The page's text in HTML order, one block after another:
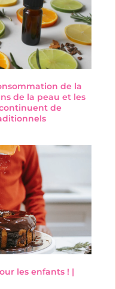
de la
de la peau et les
de
les enfants ! |